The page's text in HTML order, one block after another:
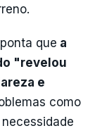
que a
"revelou
e
como